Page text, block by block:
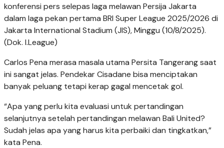
konferensi pers selepas laga melawan Persija Jakarta
dalam laga pekan pertama BRI Super League 2025/2026 di
Jakarta International Stadium (JIS), Minggu (10/8/2025).
(Dok. I.League)
Carlos Pena merasa masala utama Persita Tangerang saat
ini sangat jelas. Pendekar Cisadane bisa menciptakan
banyak peluang tetapi kerap gagal mencetak gol.
“Apa yang perlu kita evaluasi untuk pertandingan
selanjutnya setelah pertandingan melawan Bali United?
Sudah jelas apa yang harus kita perbaiki dan tingkatkan,”
kata Pena.